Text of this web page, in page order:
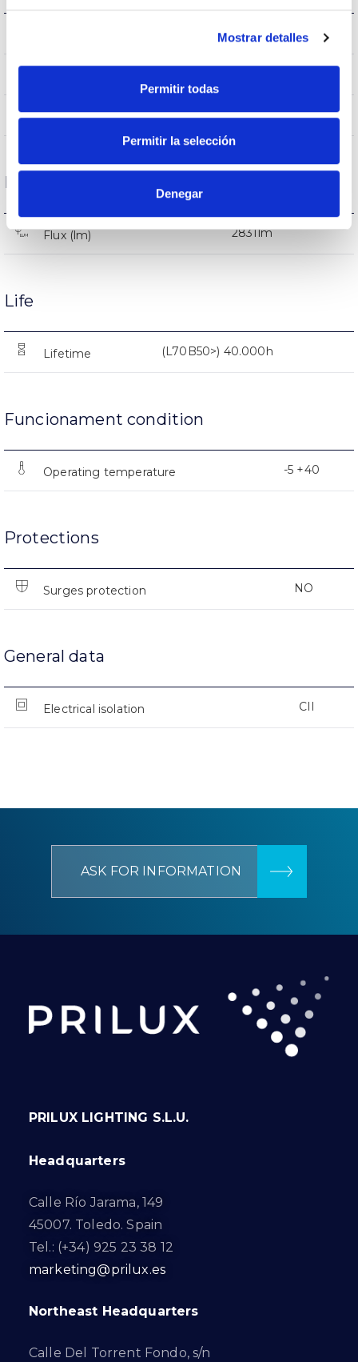
Mostrar detalles
Permitir todas
Permitir la selección
Denegar
IP20
Body FE
Performance
Flux (lm) 2831lm
Life
Lifetime (L70B50>) 40.000h
Funcionament condition
Operating temperature -5 +40
Protections
Surges protection NO
General data
Electrical isolation CII
ASK FOR INFORMATION
PRILUX LIGHTING S.L.U.
Headquarters
Calle Río Jarama, 149
45007. Toledo. Spain
Tel.: (+34) 925 23 38 12
marketing@prilux.es
Northeast Headquarters
Calle Del Torrent Fondo, s/n